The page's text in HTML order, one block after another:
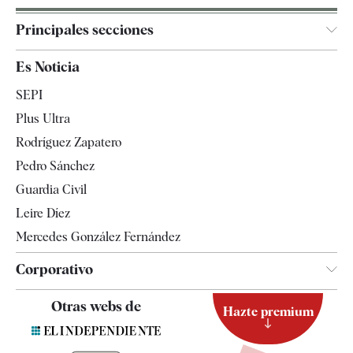
Principales secciones
España
Televisión
Es Noticia
SEPI
Plus Ultra
Rodríguez Zapatero
Pedro Sánchez
Guardia Civil
Leire Díez
Mercedes González Fernández
Corporativo
Contacto
Otras webs de Hazte premium